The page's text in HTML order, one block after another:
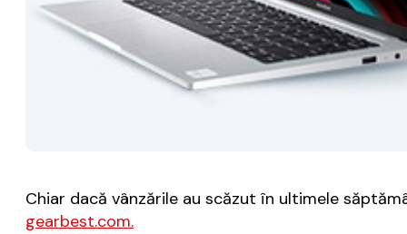
Chiar dacă vânzările au scăzut în ultimele
gearbest.com.